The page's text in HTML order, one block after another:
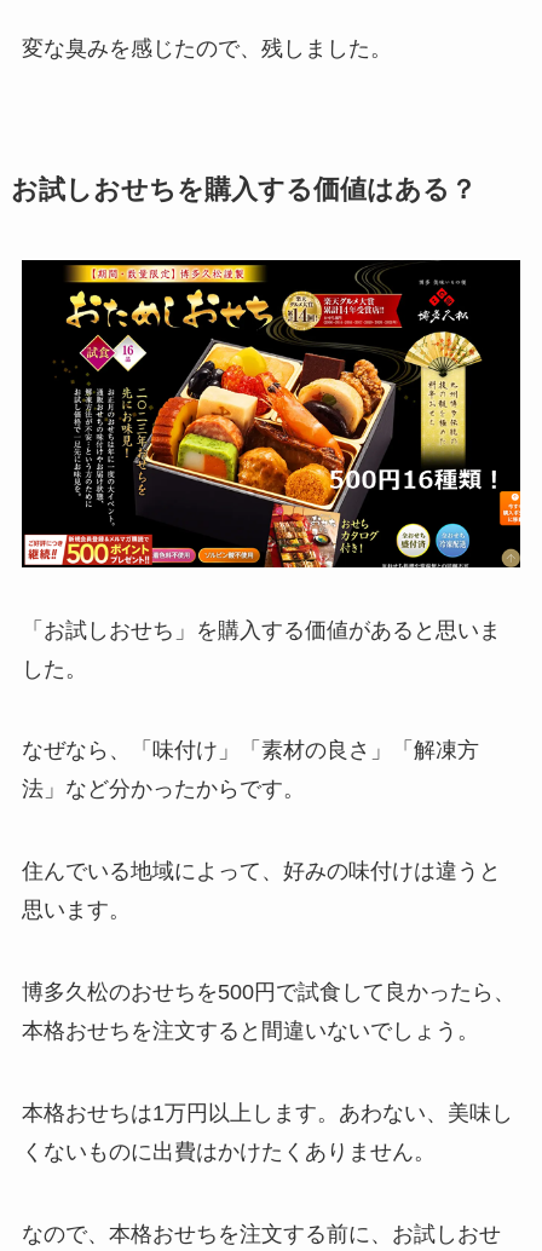
変な臭みを感じたので、残しました。
お試しおせちを購入する価値はある？
「お試しおせち」を購入する価値があると思いま
した。
なぜなら、「味付け」「素材の良さ」「解凍方
法」など分かったからです。
住んでいる地域によって、好みの味付けは違うと
思います。
博多久松のおせちを500円で試食して良かったら、
本格おせちを注文すると間違いないでしょう。
本格おせちは1万円以上します。あわない、美味し
くないものに出費はかけたくありません。
なので、本格おせちを注文する前に、お試しおせ